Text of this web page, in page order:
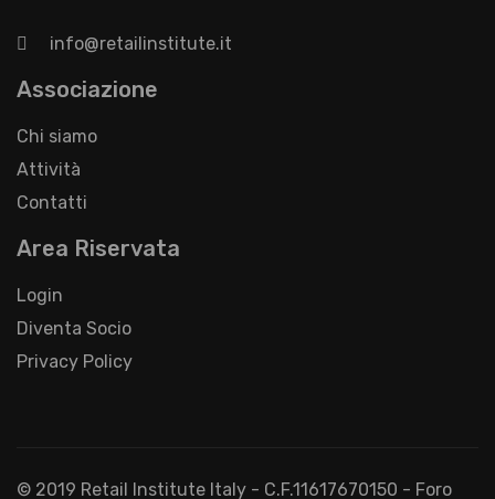
info@retailinstitute.it
Associazione
Chi siamo
Attività
Contatti
Area Riservata
Login
Diventa Socio
Privacy Policy
© 2019 Retail Institute Italy - C.F.11617670150 - Foro